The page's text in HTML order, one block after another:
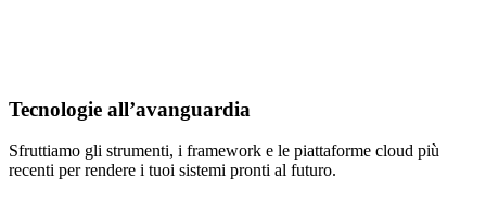
Tecnologie all’avanguardia
Sfruttiamo gli strumenti, i framework e le piattaforme cloud più
recenti per rendere i tuoi sistemi pronti al futuro.